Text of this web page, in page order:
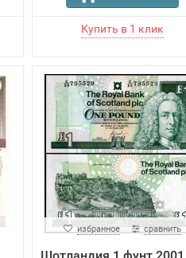
избранное сравнить